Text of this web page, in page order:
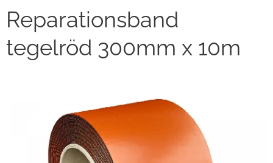
Reparationsband
tegelröd 300mm x 10m